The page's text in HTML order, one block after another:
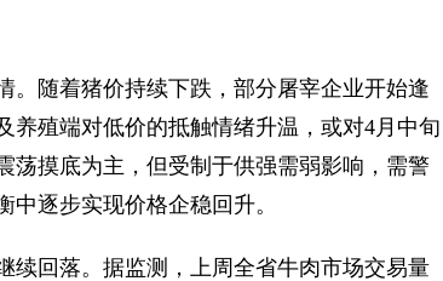
随着猪价持续下跌，部分屠宰企业开始逢
养殖端对低价的抵触情绪升温，或对4月中旬
荡摸底为主，但受制于供强需弱影响，需警
逐步实现价格企稳回升。
回落。据监测，上周全省牛肉市场交易量